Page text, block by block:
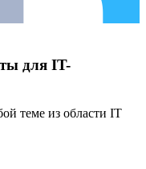
для IT-
теме из области IT